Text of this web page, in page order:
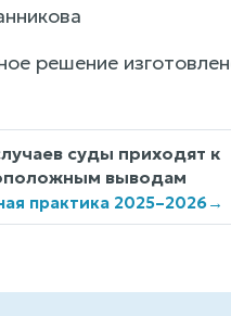
решение
суды приходят к
выводам
практика 2025–2026→